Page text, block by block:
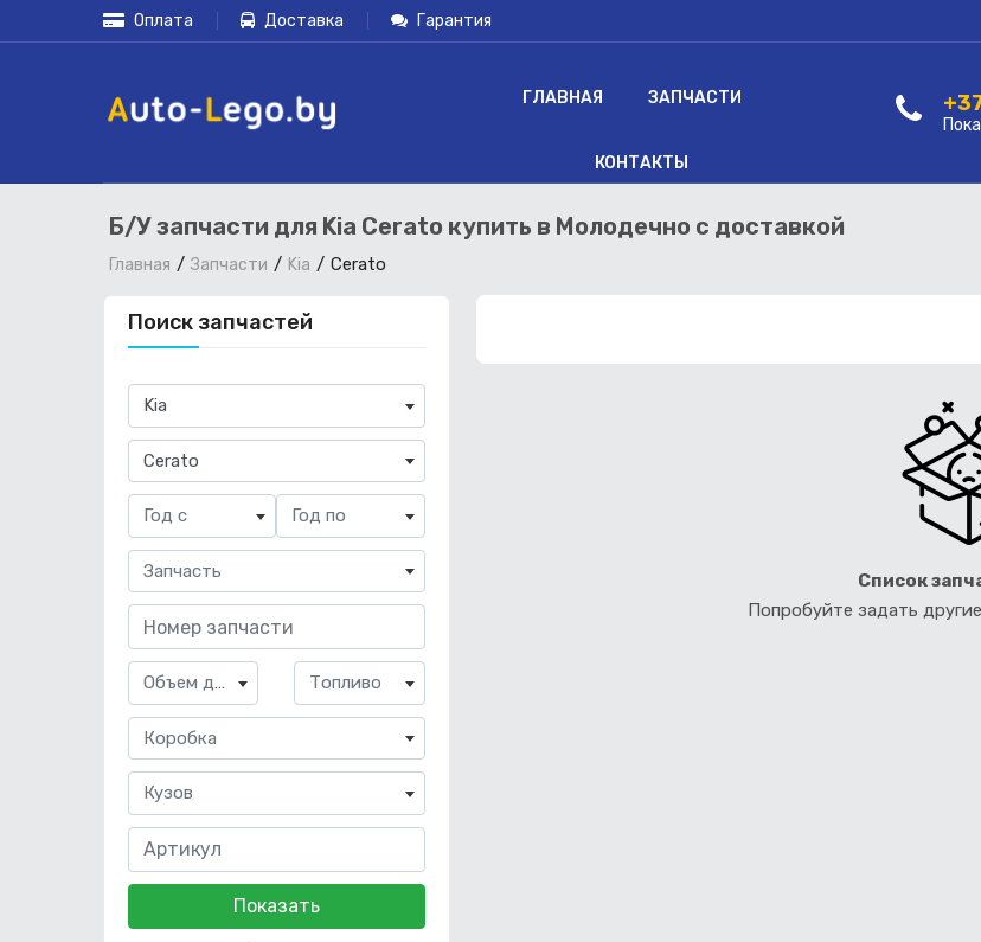
Оплата Доставка Гарантия
ГЛАВНАЯ ЗАПЧАСТИ
КОНТАКТЫ
Б/У запчасти для Kia Cerato купить в Молодечно с доставкой
Главная Запчасти Kia Cerato
Поиск запчастей
×
Kia
×
Cerato
Год с Год по
Запчасть
Объем двигателя Топливо
Коробка
Кузов
Список
Попробуйте задать